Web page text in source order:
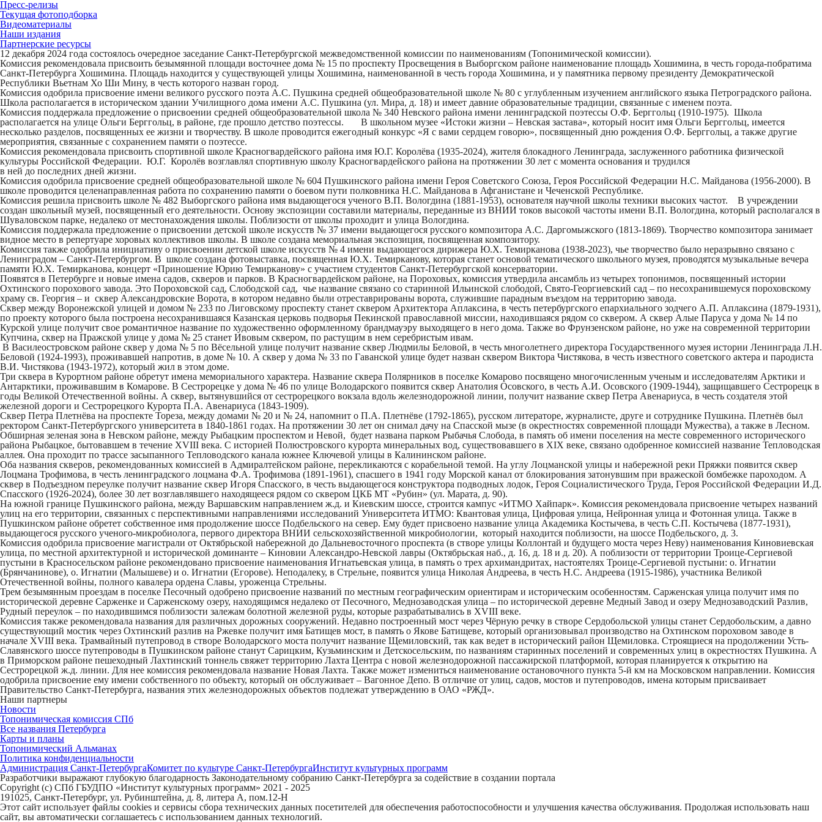
Пресс‑релизы
Текущая фотоподборка
Видеоматериалы
Наши издания
Партнерские ресурсы
12 декабря 2024 года состоялось очередное заседание Санкт‑⁠⁠⁠Петербургской межведомственной комиссии по наименованиям (Топонимической комиссии).
Комиссия рекомендовала присвоить безымянной площади восточнее дома № 15 по проспекту Просвещения в Выборгском районе наименование площадь Хошимина, в честь города-побратима
Санкт-Петербурга Хошимина. Площадь находится у существующей улицы Хошимина, наименованной в честь города Хошимина, и у памятника первому президенту Демократической
Республики Вьетнам Хо Ши Мину, в честь которого назван город.
Комиссия одобрила присвоение имени великого русского поэта А.С. Пушкина средней общеобразовательной школе № 80 с углубленным изучением английского языка Петроградского района.
Школа располагается в историческом здании Училищного дома имени А.С. Пушкина (ул. Мира, д. 18) и имеет давние образовательные традиции, связанные с именем поэта.
Комиссия поддержала предложение о присвоении средней общеобразовательной школа № 340 Невского района имени ленинградской поэтессы О.Ф. Берггольц (1910-1975). Школа
располагается на улице Ольги Берггольц, в районе, где прошло детство поэтессы. В школьном музее «Истоки жизни – Невская застава», который носит имя Ольги Берггольц, имеется
несколько разделов, посвященных ее жизни и творчеству. В школе проводится ежегодный конкурс «Я с вами сердцем говорю», посвященный дню рождения О.Ф. Берггольц, а также другие
мероприятия, связанные с сохранением памяти о поэтессе.
Комиссия рекомендовала присвоить спортивной школе Красногвардейского района имя Ю.Г. Королёва (1935-2024), жителя блокадного Ленинграда, заслуженного работника физической
культуры Российской Федерации. Ю.Г. Королёв возглавлял спортивную школу Красногвардейского района на протяжении 30 лет с момента основания и трудился
в ней до последних дней жизни.
Комиссия одобрила присвоение средней общеобразовательной школе № 604 Пушкинского района имени Героя Советского Союза, Героя Российской Федерации Н.С. Майданова (1956-2000). В
школе проводится целенаправленная работа по сохранению памяти о боевом пути полковника Н.С. Майданова в Афганистане и Чеченской Республике.
Комиссия решила присвоить школе № 482 Выборгского района имя выдающегося ученого В.П. Вологдина (1881-1953), основателя научной школы техники высоких частот. В учреждении
создан школьный музей, посвященный его деятельности. Основу экспозиции составили материалы, переданные из ВНИИ токов высокой частоты имени В.П. Вологдина, который располагался в
Шуваловском парке, недалеко от местонахождения школы. Поблизости от школы проходит и улица Вологдина.
Комиссия поддержала предложение о присвоении детской школе искусств № 37 имени выдающегося русского композитора А.С. Даргомыжского (1813-1869). Творчество композитора занимает
видное место в репертуаре хоровых коллективов школы. В школе создана мемориальная экспозиция, посвященная композитору.
Комиссия также одобрила инициативу о присвоении детской школе искусств № 4 имени выдающегося дирижера Ю.Х. Темирканова (1938-2023), чье творчество было неразрывно связано с
Ленинградом – Санкт-Петербургом. В школе создана фотовыставка, посвященная Ю.Х. Темирканову, которая станет основой тематического школьного музея, проводятся музыкальные вечера
памяти Ю.Х. Темирканова, концерт «Приношение Юрию Темирканову» с участием студентов Санкт-Петербургской консерватории.
Появятся в Петербурге и новые имена садов, скверов и парков. В Красногвардейском районе, на Пороховых, комиссия утвердила ансамбль из четырех топонимов, посвященный истории
Охтинского порохового завода. Это Пороховской сад, Слободской сад, чье название связано со старинной Ильинской слободой, Свято-Георгиевский сад – по несохранившемуся пороховскому
храму св. Георгия – и сквер Александровские Ворота, в котором недавно были отреставрированы ворота, служившие парадным въездом на территорию завода.
Сквер между Воронежской улицей и домом № 233 по Лиговскому проспекту станет сквером Архитектора Аплаксина, в честь петербургского епархиального зодчего А.П. Аплаксина (1879-1931),
по проекту которого была построена несохранившаяся Казанская церковь подворья Пекинской православной миссии, находившаяся рядом со сквером. А сквер Алые Паруса у дома № 14 по
Курской улице получит свое романтичное название по художественно оформленному брандмауэру выходящего в него дома. Также во Фрунзенском районе, но уже на современной территории
Купчина, сквер на Пражской улице у дома № 25 станет Ивовым сквером, по растущим в нем серебристым ивам.
В Василеостровском районе сквер у дома № 5 по Вёсельной улице получит название сквер Людмилы Беловой, в честь многолетнего директора Государственного музея истории Ленинграда Л.Н.
Беловой (1924-1993), проживавшей напротив, в доме № 10. А сквер у дома № 33 по Гаванской улице будет назван сквером Виктора Чистякова, в честь известного советского актера и пародиста
В.И. Чистякова (1943-1972), который жил в этом доме.
Три сквера в Курортном районе обретут имена мемориального характера. Название сквера Полярников в поселке Комарово посвящено многочисленным ученым и исследователям Арктики и
Антарктики, проживавшим в Комарове. В Сестрорецке у дома № 46 по улице Володарского появится сквер Анатолия Осовского, в честь А.И. Осовского (1909-1944), защищавшего Сестрорецк в
годы Великой Отечественной войны. А сквер, вытянувшийся от сестрорецкого вокзала вдоль железнодорожной линии, получит название сквер Петра Авенариуса, в честь создателя этой
железной дороги и Сестрорецкого Курорта П.А. Авенариуса (1843-1909).
Сквер Петра Плетнёва на проспекте Тореза, между домами № 20 и № 24, напомнит о П.А. Плетнёве (1792-1865), русском литераторе, журналисте, друге и сотруднике Пушкина. Плетнёв был
ректором Санкт-Петербургского университета в 1840-1861 годах. На протяжении 30 лет он снимал дачу на Спасской мызе (в окрестностях современной площади Мужества), а также в Лесном.
Обширная зеленая зона в Невском районе, между Рыбацким проспектом и Невой, будет названа парком Рыбачья Слобода, в память об имени поселения на месте современного исторического
района Рыбацкое, бытовавшем в течение XVIII века. С историей Полюстровского курорта минеральных вод, существовавшего в XIX веке, связано одобренное комиссией название Тепловодская
аллея. Она проходит по трассе засыпанного Тепловодского канала южнее Ключевой улицы в Калининском районе.
Оба названия скверов, рекомендованных комиссией в Адмиралтейском районе, перекликаются с корабельной темой. На углу Лоцманской улицы и набережной реки Пряжки появится сквер
Лоцмана Трофимова, в честь ленинградского лоцмана Ф.А. Трофимова (1891-1961), спасшего в 1941 году Морской канал от блокирования затонувшим при вражеской бомбежке пароходом. А
сквер в Подъездном переулке получит название сквер Игоря Спасского, в честь выдающегося конструктора подводных лодок, Героя Социалистического Труда, Героя Российской Федерации И.Д.
Спасского (1926-2024), более 30 лет возглавлявшего находящееся рядом со сквером ЦКБ МТ «Рубин» (ул. Марата, д. 90).
На южной границе Пушкинского района, между Варшавским направлением ж.д. и Киевским шоссе, строится кампус «ИТМО Хайпарк». Комиссия рекомендовала присвоение четырех названий
улиц на его территории, связанных с перспективными направлениями исследований Университета ИТМО: Квантовая улица, Цифровая улица, Нейронная улица и Фотонная улица. Также в
Пушкинском районе обретет собственное имя продолжение шоссе Подбельского на север. Ему будет присвоено название улица Академика Костычева, в честь С.П. Костычева (1877-1931),
выдающегося русского ученого-микробиолога, первого директора ВНИИ сельскохозяйственной микробиологии, который находится поблизости, на шоссе Подбельского, д. 3.
Комиссия одобрила присвоение магистрали от Октябрьской набережной до Дальневосточного проспекта (в створе улицы Коллонтай и будущего моста через Неву) наименования Киновиевская
улица, по местной архитектурной и исторической доминанте – Киновии Александро-Невской лавры (Октябрьская наб., д. 16, д. 18 и д. 20). А поблизости от территории Троице-Сергиевой
пустыни в Красносельском районе рекомендовано присвоение наименования Игнатьевская улица, в память о трех архимандритах, настоятелях Троице-Сергиевой пустыни: о. Игнатии
(Брянчанинове), о. Игнатии (Малышеве) и о. Игнатии (Егорове). Неподалеку, в Стрельне, появится улица Николая Андреева, в честь Н.С. Андреева (1915-1986), участника Великой
Отечественной войны, полного кавалера ордена Славы, уроженца Стрельны.
Трем безымянным проездам в поселке Песочный одобрено присвоение названий по местным географическим ориентирам и историческим особенностям. Сарженская улица получит имя по
исторической деревне Сарженке и Сарженскому озеру, находящимся недалеко от Песочного, Меднозаводская улица – по исторической деревне Медный Завод и озеру Меднозаводский Разлив,
Рудный переулок – по находившимся поблизости залежам болотной железной руды, которые разрабатывались в XVIII веке.
Комиссия также рекомендовала названия для различных дорожных сооружений. Недавно построенный мост через Чёрную речку в створе Сердобольской улицы станет Сердобольским, а давно
существующий мостик через Охтинский разлив на Ржевке получит имя Батищев мост, в память о Якове Батищеве, который организовывал производство на Охтинском пороховом заводе в
начале XVIII века. Трамвайный путепровод в створе Володарского моста получит название Щемиловский, так как ведет в исторический район Щемиловка. Строящиеся на продолжении Усть-
Славянского шоссе путепроводы в Пушкинском районе станут Сарицким, Кузьминским и Детскосельским, по названиям старинных поселений и современных улиц в окрестностях Пушкина. А
в Приморском районе пешеходный Лахтинский тоннель свяжет территорию Лахта Центра с новой железнодорожной пассажирской платформой, которая планируется к открытию на
Сестрорецкой ж.д. линии. Для нее комиссия рекомендовала название Новая Лахта. Также может измениться наименование остановочного пункта 5-й км на Московском направлении. Комиссия
одобрила присвоение ему имени собственного по объекту, который он обслуживает – Вагонное Депо. В отличие от улиц, садов, мостов и путепроводов, имена которым присваивает
Правительство Санкт-Петербурга, названия этих железнодорожных объектов подлежат утверждению в ОАО «РЖД».
Наши партнеры
Новости
Топонимическая комиссия СПб
Все названия Петербурга
Карты и планы
Топонимический Альманах
Политика конфиденциальности
Администрация Санкт-ПетербургаКомитет по культуре Санкт-ПетербургаИнститут культурных программ
Разработчики выражают глубокую благодарность Законодательному собранию Санкт-Петербурга за содействие в создании портала
Copyright (c) СПб ГБУДПО «Институт культурных программ» 2021 - 2025
191025, Санкт-Петербург, ул. Рубинштейна, д. 8, литера А, пом.12-Н
Этот сайт использует файлы cookies и сервисы сбора технических данных посетителей для обеспечения работоспособности и улучшения качества обслуживания. Продолжая использовать наш
сайт, вы автоматически соглашаетесь с использованием данных технологий.